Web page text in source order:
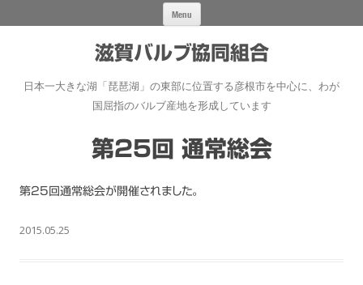
滋賀バルブ協同組合
日本一大きな湖「琵琶湖」の東部に位置する彦根市を中心に、わが
国屈指のバルブ産地を形成しています
Menu
Skip
第25回 通常総会
第25回通常総会が開催されました。
2015.05.25